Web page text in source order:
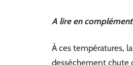
A lire en
À ces températures,
dessèchement chute